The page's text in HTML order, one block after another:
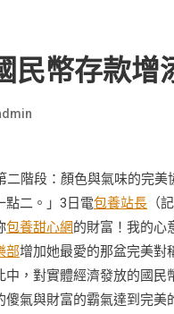
民幣存款
二階段：顏色與氣味的完
點二。」3日電包養站長 （
包養甜心網的財富！我的心
部增加她最愛的那盆完美對
中，對實體經濟發放的國
傻氣與財富的霸氣達到完